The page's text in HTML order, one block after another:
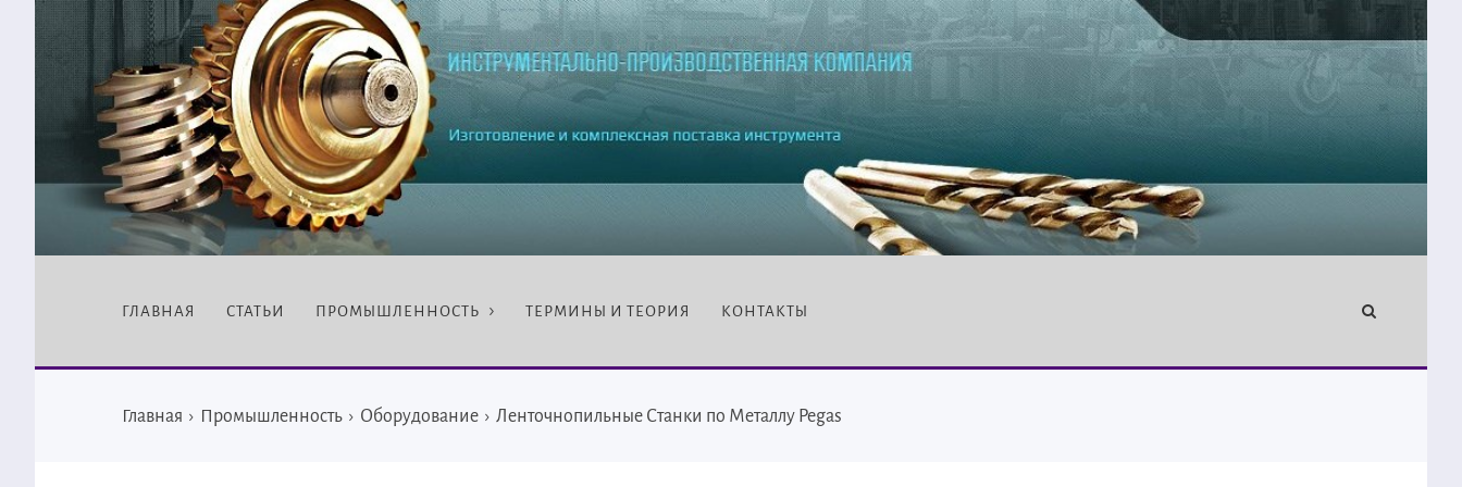
ГЛАВНАЯ СТАТЬИ ПРОМЫШЛЕННОСТЬ ТЕРМИНЫ И ТЕОРИЯ КОНТАКТЫ
Главная › Промышленность › Оборудование › Ленточнопильные Станки по Металлу Pegas